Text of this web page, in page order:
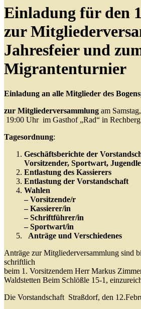
Einladung für den
zur
Jahresfeier und
Migrantenturnier
Einladung an alle Mitglieder des
zur Mitgliederversammlung am
19:00 Uhr im Gasthof „Rad“ in
Tagesordnung:
Geschäftsberichte der
Vorsitzender, Sportwart,
Entlastung des Kassierers
Entlastung der Vorstandschaft
Wahlen
– Vorsitzende/r
– Kassierer/in
– Schriftführer/in
– Sportwart/in
Anträge und Verschiedenes
Anträge zur Mitgliederversammlung sind
schriftlich
beim 1. Vorsitzendem Herr Markus
Waldstetten Beim Schlößle 15-1,
Die Vorstandschaft Straßdorf, den